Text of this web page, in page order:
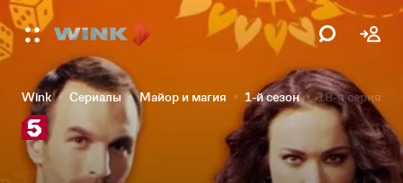
Wink Сериалы Майор и магия 1-й сезон 18-я серия